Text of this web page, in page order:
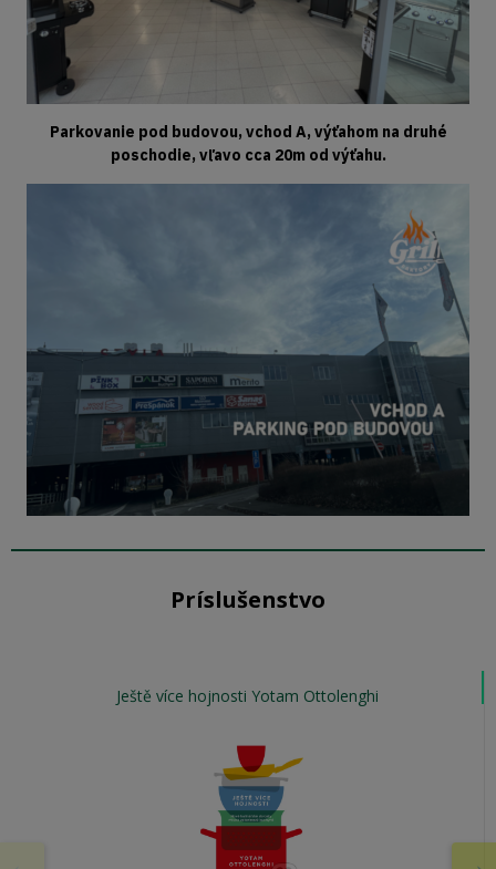
Parkovanie pod budovou, vchod A, výťahom na druhé
poschodie, vľavo cca 20m od výťahu.
Príslušenstvo
Ještě více hojnosti Yotam Ottolenghi